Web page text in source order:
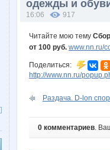
одежды и
16:06 917
Читайте мою тему
от 100 руб. www.nn.ru/
Поделиться:
http://www.nn.ru/
Раздача. D-lon
0 комментариев.